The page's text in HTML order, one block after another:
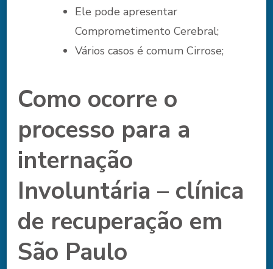
Ele pode apresentar
Comprometimento Cerebral;
Vários casos é comum Cirrose;
Como ocorre o
processo para a
internação
Involuntária – clínica
de recuperação em
São Paulo